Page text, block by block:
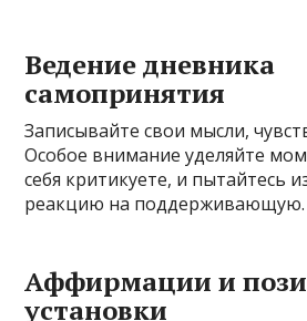
Ведение дневника
самопринятия
Записывайте свои мысли,
Особое внимание уделяйте
себя критикуете, и пытайтесь
реакцию на поддерживающую.
Аффирмации и
установки